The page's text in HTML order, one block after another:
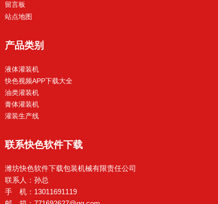
留言板
站点地图
产品类别
液体灌装机
快色视频APP下载大全
油类灌装机
膏体灌装机
灌装生产线
联系快色软件下载
潍坊快色软件下载包装机械有限责任公司
联系人：孙总
手 机：13011691119